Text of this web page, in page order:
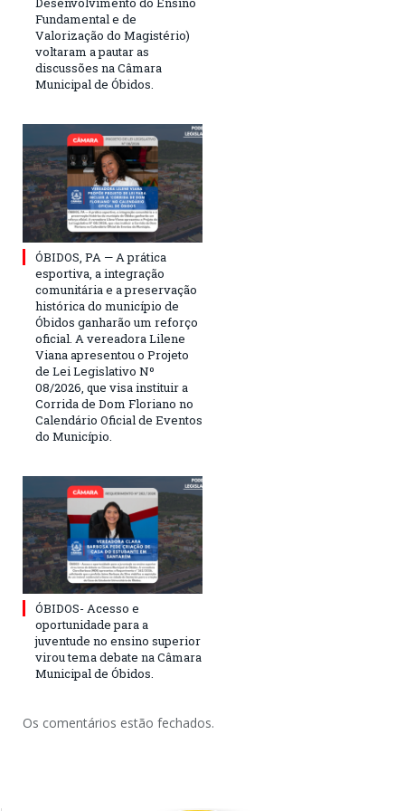
Fundamental e de
Valorização do Magistério)
voltaram a pautar as
discussões na Câmara
Municipal de Óbidos.
ÓBIDOS, PA — A prática
esportiva, a integração
comunitária e a preservação
histórica do município de
Óbidos ganharão um reforço
oficial. A vereadora Lilene
Viana apresentou o Projeto
de Lei Legislativo Nº
08/2026, que visa instituir a
Corrida de Dom Floriano no
Calendário Oficial de Eventos
do Município.
ÓBIDOS- Acesso e
oportunidade para a
juventude no ensino superior
virou tema debate na Câmara
Municipal de Óbidos.
Os comentários estão fechados.